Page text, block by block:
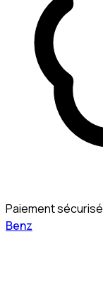
Paiement sécurisé
Benz